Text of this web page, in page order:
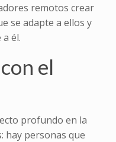
remotos crear
se adapte a ellos y
él.
el
profundo en la
hay personas que